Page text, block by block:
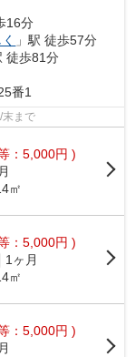
16分
」駅 徒歩57分
徒歩81分
番1
まで
：5,000円 )
㎡
：5,000円 )
1ヶ月
㎡
：5,000円 )